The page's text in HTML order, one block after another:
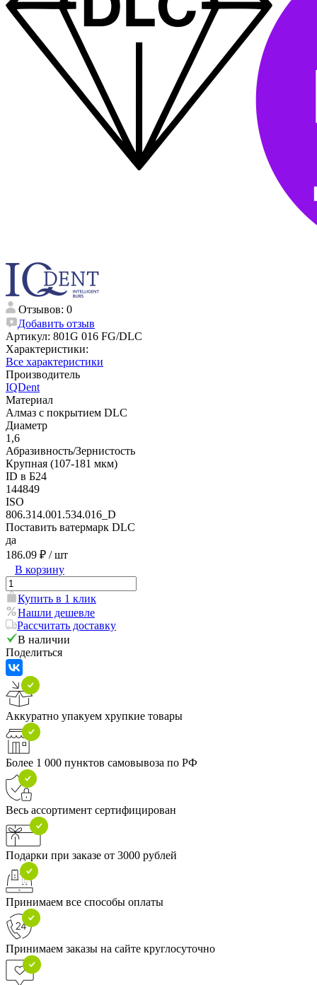
Отзывов: 0
Добавить отзыв
Артикул: 801G 016 FG/DLC
Характеристики:
Все характеристики
Производитель
IQDent
Материал
Алмаз с покрытием DLC
Диаметр
1,6
Абразивность/Зернистость
Крупная (107-181 мкм)
ID в Б24
144849
ISO
806.314.001.534.016_D
Поставить ватермарк DLC
да
186.09 ₽ / шт
В корзину
Купить в 1 клик
Нашли дешевле
Рассчитать доставку
В наличии
Поделиться
Аккуратно упакуем хрупкие товары
Более 1 000 пунктов самовывоза по РФ
Весь ассортимент сертифицирован
Подарки при заказе от 3000 рублей
Принимаем все способы оплаты
Принимаем заказы на сайте круглосуточно